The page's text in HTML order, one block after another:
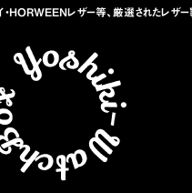
・HORWEENレザー等、厳選されたレ